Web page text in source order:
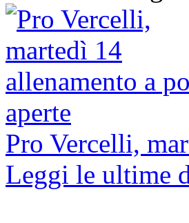
Pro Vercelli,
Leggi le ultime